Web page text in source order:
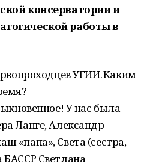
консерватории и
работы в
УГИИ. Каким
У нас была
Ланге, Александр
«папа», Света (сестра,
БАССР Светлана